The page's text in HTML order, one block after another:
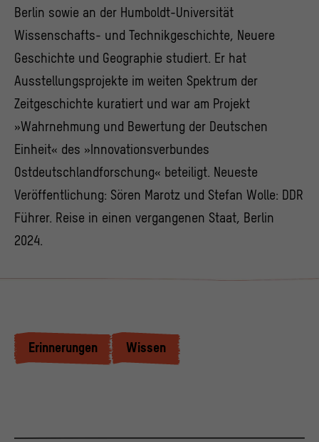
Berlin sowie an der Humboldt-Universität
Wissenschafts- und Technikgeschichte, Neuere
Geschichte und Geographie studiert. Er hat
Ausstellungsprojekte im weiten Spektrum der
Zeitgeschichte kuratiert und war am Projekt
»Wahrnehmung und Bewertung der Deutschen
Einheit« des »Innovationsverbundes
Ostdeutschlandforschung« beteiligt. Neueste
Veröffentlichung: Sören Marotz und Stefan Wolle: DDR
Führer. Reise in einen vergangenen Staat, Berlin
2024.
Erinnerungen Wissen